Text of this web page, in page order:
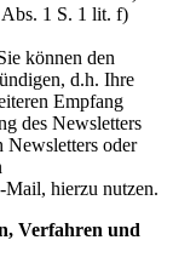
1 S. 1 lit. f)
können den
d.h. Ihre
Empfang
des Newsletters
Newsletters oder
hierzu nutzen.
Verfahren und